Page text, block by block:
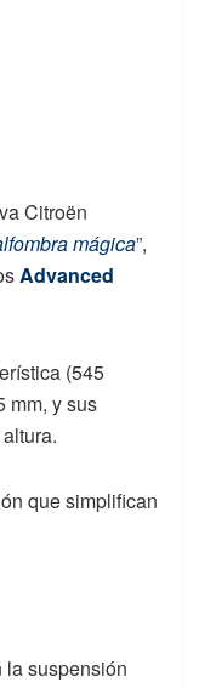
Citroën
mágica”,
Advanced
(545
mm, y sus
que simplifican
la suspensión